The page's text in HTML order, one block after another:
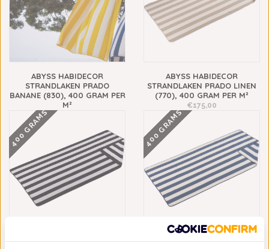
ABYSS HABIDECOR
STRANDLAKEN PRADO
BANANE (830), 400 GRAM PER
M²
€175,00
ABYSS HABIDECOR
STRANDLAKEN PRADO LINEN
(770), 400 GRAM PER M²
€175,00
400 GRAMS
ABYSS HABIDECOR
400 GRAMS
ABYSS HABIDECOR